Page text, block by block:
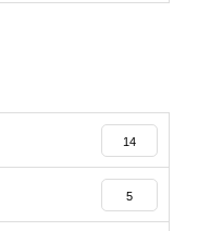
14
5